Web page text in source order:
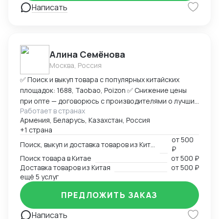
Написать
Алина Семёнова
Москва, Россия
✅ Поиск и выкуп товара с популярных китайских
площадок: 1688, Taobao, Poizon ✅ Снижение цены
при опте — договорюсь с производителями о лучших
условиях ✅ Предоставлю фото- и видеоотчет перед
отправкой ✅ Надежная упаковка — минимизация
рисков повреждений при перевозке ✅ Доставка
товара до склада в Москву, отправка в любой город
России (ТК на выбор) ✅ Также доставлю в Армению,
Беларусь, Казахстан, Кыргызстан ✅ Полное
сопровождение — от заказа до получения ➡
Пришлите ссылку на товар или фото, его количество,
и я рассчитаю стоимость доставки
Работает в странах
Армения, Беларусь, Казахстан, Россия
+1 страна
от500
₽
Поиск товара в Китае
от500 ₽
Доставка товаров из Китая
от500 ₽
ещё 5 услуг
Написать
ПРЕДЛОЖИТЬ ЗАКАЗ